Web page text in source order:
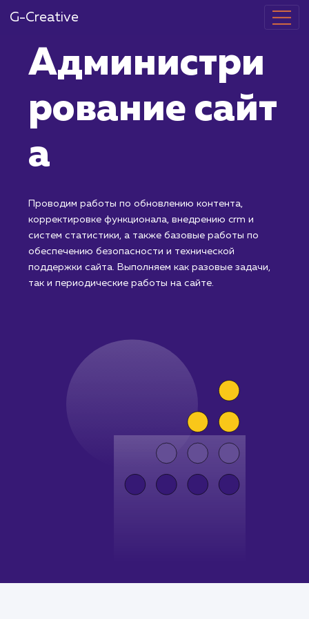
G-Creative
Администри
рование сайт
а
Проводим работы по обновлению контента,
корректировке функционала, внедрению crm и
систем статистики, а также базовые работы по
обеспечению безопасности и технической